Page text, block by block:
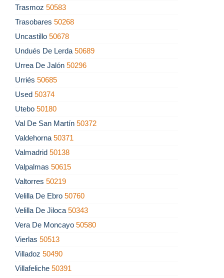
Trasmoz 50583
Trasobares 50268
Uncastillo 50678
Undués De Lerda 50689
Urrea De Jalón 50296
Urriés 50685
Used 50374
Utebo 50180
Val De San Martín 50372
Valdehorna 50371
Valmadrid 50138
Valpalmas 50615
Valtorres 50219
Velilla De Ebro 50760
Velilla De Jiloca 50343
Vera De Moncayo 50580
Vierlas 50513
Villadoz 50490
Villafeliche 50391